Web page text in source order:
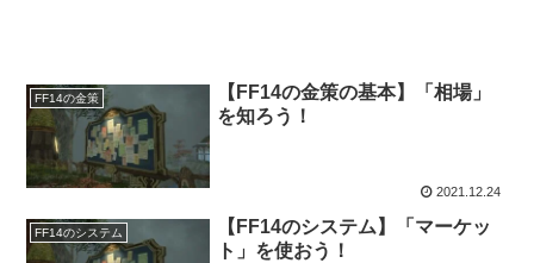
FF14の金策
【FF14の金策の基本】「相場」
を知ろう！
2021.12.24
FF14のシステム
【FF14のシステム】「マーケッ
ト」を使おう！